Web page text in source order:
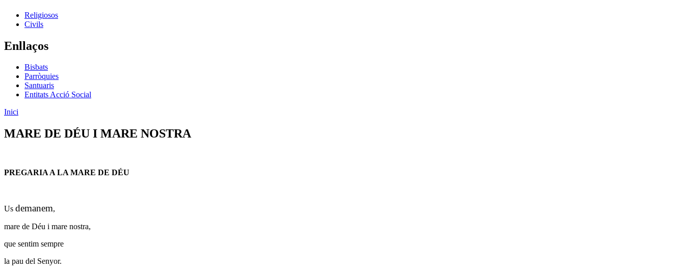
Religiosos
Civils
Enllaços
Bisbats
Parròquies
Santuaris
Entitats Acció Social
Inici
MARE DE DÉU I MARE NOSTRA
PREGARIA A LA MARE DE DÉU
Us demanem,
mare de Déu i mare nostra,
que sentim sempre
la pau del Senyor.